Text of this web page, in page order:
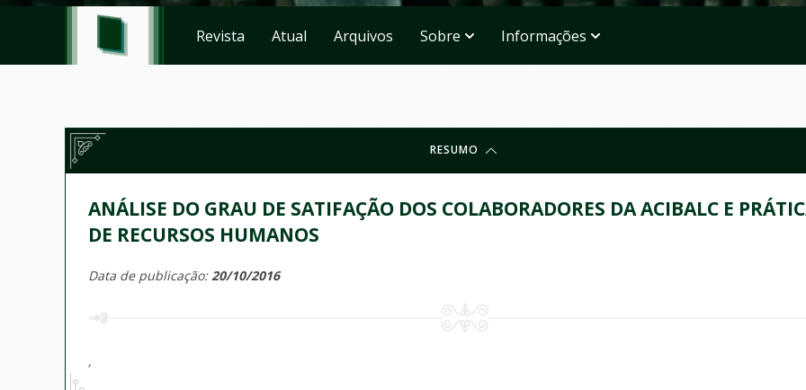
Revista Atual Arquivos Sobre Informações
RESUMO
ANÁLISE DO GRAU DE SATIFAÇÃO DOS COLABORADORES DA ACIBALC E
DE RECURSOS HUMANOS
Data de publicação:20/10/2016
,